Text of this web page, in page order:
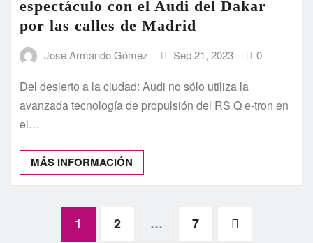
espectáculo con el Audi del Dakar
por las calles de Madrid
José Armando Gómez Sep 21, 2023 0
Del desierto a la ciudad: Audi no sólo utiliza la
avanzada tecnología de propulsión del RS Q e-tron en
el…
MÁS INFORMACIÓN
Paginación
1 2 … 7